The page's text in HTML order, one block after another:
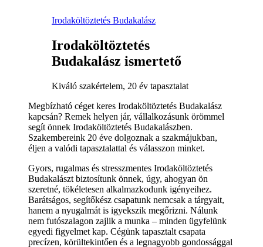
Irodaköltöztetés Budakalász
Irodaköltöztetés
Budakalász ismertető
Kiváló szakértelem, 20 év tapasztalat
Megbízható céget keres Irodaköltöztetés Budakalász
kapcsán? Remek helyen jár, vállalkozásunk örömmel
segít önnek Irodaköltöztetés Budakalászben.
Szakembereink 20 éve dolgoznak a szakmájukban,
éljen a valódi tapasztalattal és válasszon minket.
Gyors, rugalmas és stresszmentes Irodaköltöztetés
Budakalászt biztosítunk önnek, úgy, ahogyan ön
szeretné, tökéletesen alkalmazkodunk igényeihez.
Barátságos, segítőkész csapatunk nemcsak a tárgyait,
hanem a nyugalmát is igyekszik megőrizni. Nálunk
nem futószalagon zajlik a munka – minden ügyfelünk
egyedi figyelmet kap. Cégünk tapasztalt csapata
precízen, körültekintően és a legnagyobb gondossággal